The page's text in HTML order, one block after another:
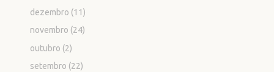
dezembro (11)
novembro (24)
outubro (2)
setembro (22)